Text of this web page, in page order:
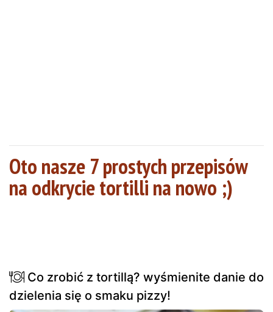
Oto nasze 7 prostych przepisów
na odkrycie tortilli na nowo ;)
Co zrobić z tortillą? wyśmienite danie do
dzielenia się o smaku pizzy!